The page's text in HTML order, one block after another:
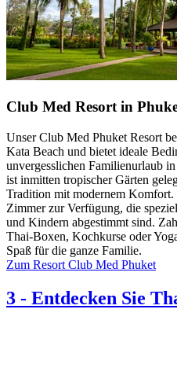
Club Med Resort in
Unser Club Med Phuket Resort
Kata Beach und bietet ideale
unvergesslichen Familienurlaub
ist inmitten tropischer Gärten
Tradition mit modernem Komfort.
Zimmer zur Verfügung, die
und Kindern abgestimmt sind.
Thai-Boxen, Kochkurse oder
Spaß für die ganze Familie.
Zum Resort Club Med Phuket
3 - Entdecken Sie